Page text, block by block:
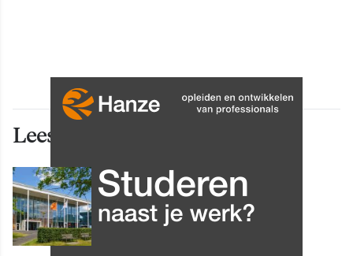
Lees ook deze artikelen
INNOVATIE
Grip op data en informatie:
Leergang Data en